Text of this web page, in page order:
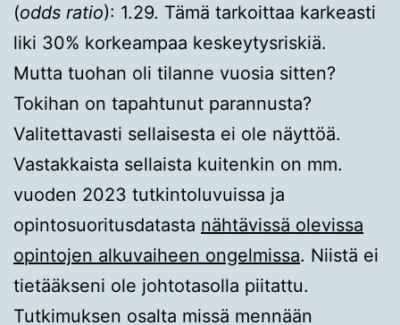
(odds ratio): 1.29. Tämä tarkoittaa karkeasti
liki 30% korkeampaa keskeytysriskiä.
Mutta tuohan oli tilanne vuosia sitten?
Tokihan on tapahtunut parannusta?
Valitettavasti sellaisesta ei ole näyttöä.
Vastakkaista sellaista kuitenkin on mm.
vuoden 2023 tutkintoluvuissa ja
opintosuoritusdatasta nähtävissä olevissa
opintojen alkuvaiheen ongelmissa. Niistä ei
tietääkseni ole johtotasolla piitattu.
Tutkimuksen osalta missä mennään